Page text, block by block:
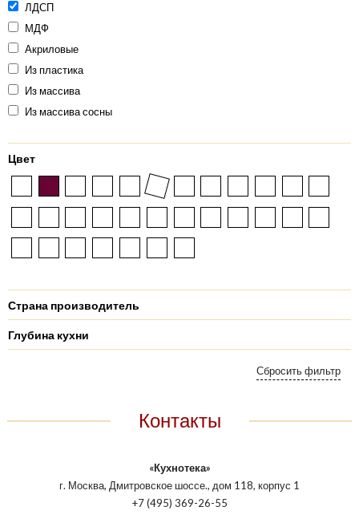
ЛДСП
МДФ
Акриловые
Из пластика
Из массива
Из массива сосны
Цвет
Страна производитель
Глубина кухни
Контакты
«Кухнотека»
г. Москва, Дмитровское шоссе., дом 118, корпус 1
+7 (495) 369-26-55